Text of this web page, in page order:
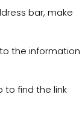
bar, make
the information
to find the link